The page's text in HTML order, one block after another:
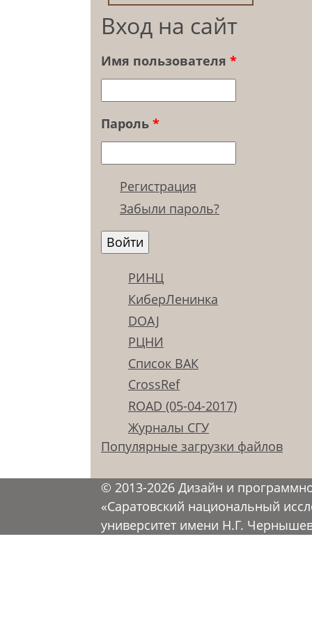
Вход на сайт
Имя пользователя *
Пароль *
Регистрация
Забыли пароль?
РИНЦ
КиберЛенинка
DOAJ
РЦНИ
Список ВАК
CrossRef
ROAD (05-04-2017)
Журналы СГУ
Популярные загрузки файлов
© 2013-2026 Дизайн и
«Саратовский национальный
университет имени Н.Г.